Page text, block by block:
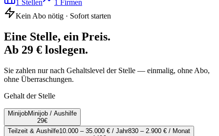
1 Stellen 1 Firmen
Kein Abo nötig · Sofort starten
Eine Stelle, ein Preis.
Ab 29 € loslegen.
Sie zahlen nur nach Gehaltslevel der Stelle — einmalig, ohne Abo,
ohne Überraschungen.
Gehalt der Stelle
MinijobMinijob / Aushilfe
29€
Teilzeit & Aushilfe10.000 – 35.000 € / Jahr830 – 2.900 € / Monat